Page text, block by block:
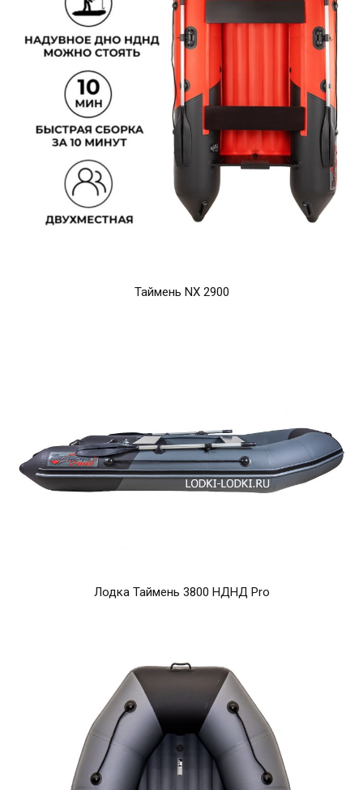
Таймень NX 2900
Лодка Таймень 3800 НДНД Pro